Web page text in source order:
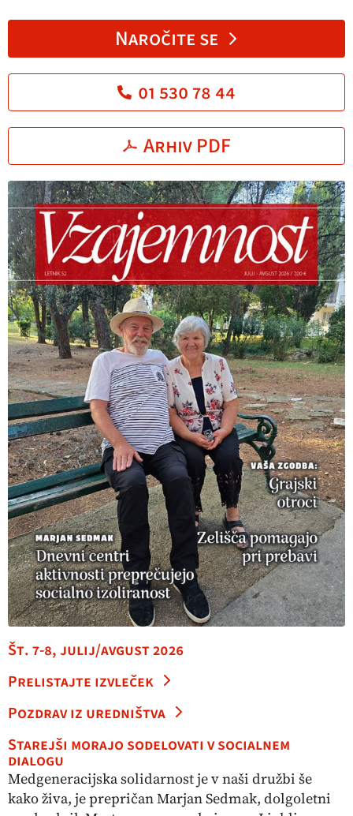
Naročite se
01 530 78 44
Arhiv PDF
Št. 7-8, julij/avgust 2026
Prelistajte izvleček
Pozdrav iz uredništva
Starejši morajo sodelovati v socialnem
dialogu
Medgeneracijska solidarnost je v naši družbi še
kako živa, je prepričan Marjan Sedmak, dolgoletni